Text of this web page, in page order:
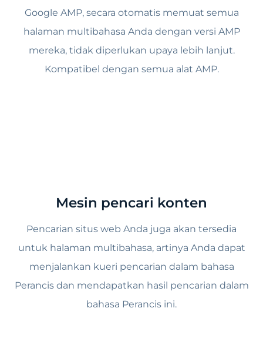
Google AMP, secara otomatis memuat semua
halaman multibahasa Anda dengan versi AMP
mereka, tidak diperlukan upaya lebih lanjut.
Kompatibel dengan semua alat AMP.
Mesin pencari konten
Pencarian situs web Anda juga akan tersedia
untuk halaman multibahasa, artinya Anda dapat
menjalankan kueri pencarian dalam bahasa
Perancis dan mendapatkan hasil pencarian dalam
bahasa Perancis ini.